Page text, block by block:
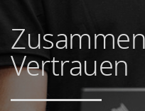
Vertrauen